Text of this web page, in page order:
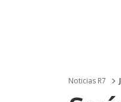
Noticias R7